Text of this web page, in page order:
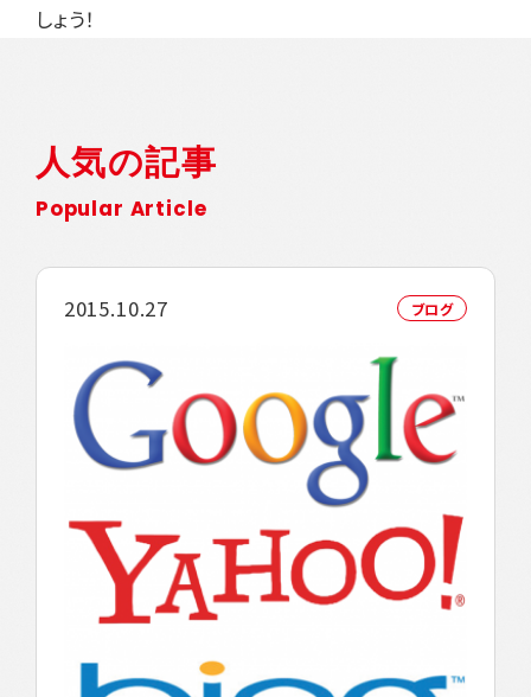
しょう！
人気の記事
Popular Article
2015.10.27 ブログ